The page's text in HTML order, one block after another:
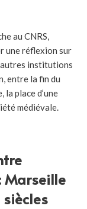
au CNRS,
une réflexion sur
institutions
entre la fin du
la place d’une
médiévale.
Marseille
siècles